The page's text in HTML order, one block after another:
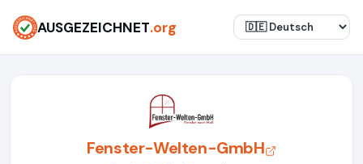
AUSGEZEICHNET.org
Fenster-Welten-GmbH